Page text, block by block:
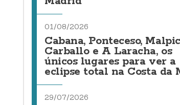
01/08/2026
Cabana, Ponteceso,
Carballo e A Laracha, os
únicos lugares para ver a
eclipse total na Costa da
29/07/2026